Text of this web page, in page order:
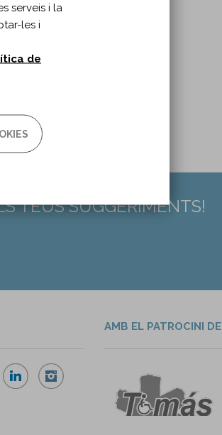
TEUS SUGGERIMENTS!
AMB EL PATROCINI DE
serveis i la
les i
de